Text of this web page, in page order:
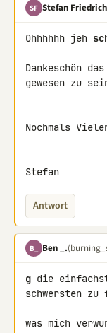
SF Stefan Friedrich
Ohhhhhh jeh
Dankeschön
gewesen zu
Nochmals
Stefan
Antwort
B_ Ben _.
g die
schwersten
was mich